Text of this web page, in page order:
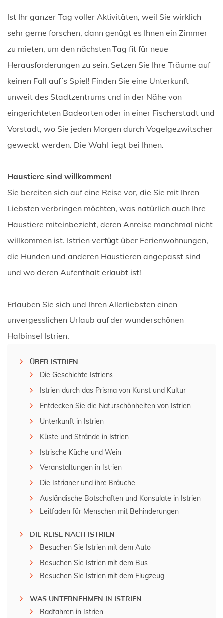
Ist Ihr ganzer Tag voller Aktivitäten, weil Sie wirklich
sehr gerne forschen, dann genügt es Ihnen ein Zimmer
zu mieten, um den nächsten Tag fit für neue
Herausforderungen zu sein. Setzen Sie Ihre Träume auf
keinen Fall auf´s Spiel! Finden Sie eine Unterkunft
unweit des Stadtzentrums und in der Nähe von
eingerichteten Badeorten oder in einer Fischerstadt und
Vorstadt, wo Sie jeden Morgen durch Vogelgezwitscher
geweckt werden. Die Wahl liegt bei Ihnen.
Haustiere sind willkommen!
Sie bereiten sich auf eine Reise vor, die Sie mit Ihren
Liebsten verbringen möchten, was natürlich auch Ihre
Haustiere miteinbezieht, deren Anreise manchmal nicht
willkommen ist. Istrien verfügt über Ferienwohnungen,
die Hunden und anderen Haustieren angepasst sind
und wo deren Aufenthalt erlaubt ist!
Erlauben Sie sich und Ihren Allerliebsten einen
unvergesslichen Urlaub auf der wunderschönen
Halbinsel Istrien.
ÜBER ISTRIEN
Die Geschichte Istriens
Istrien durch das Prisma von Kunst und Kultur
Entdecken Sie die Naturschönheiten von Istrien
Unterkunft in Istrien
Küste und Strände in Istrien
Istrische Küche und Wein
Veranstaltungen in Istrien
Die Istrianer und ihre Bräuche
Ausländische Botschaften und Konsulate in Istrien
Leitfaden für Menschen mit Behinderungen
DIE REISE NACH ISTRIEN
Besuchen Sie Istrien mit dem Auto
Besuchen Sie Istrien mit dem Bus
Besuchen Sie Istrien mit dem Flugzeug
WAS UNTERNEHMEN IN ISTRIEN
Radfahren in Istrien